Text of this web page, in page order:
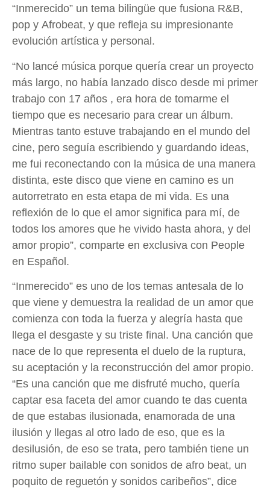
“Inmerecido” un tema bilingüe que fusiona R&B,
pop y Afrobeat, y que refleja su impresionante
evolución artística y personal.
“No lancé música porque quería crear un proyecto
más largo, no había lanzado disco desde mi primer
trabajo con 17 años , era hora de tomarme el
tiempo que es necesario para crear un álbum.
Mientras tanto estuve trabajando en el mundo del
cine, pero seguía escribiendo y guardando ideas,
me fui reconectando con la música de una manera
distinta, este disco que viene en camino es un
autorretrato en esta etapa de mi vida. Es una
reflexión de lo que el amor significa para mí, de
todos los amores que he vivido hasta ahora, y del
amor propio”, comparte en exclusiva con People
en Español.
“Inmerecido” es uno de los temas antesala de lo
que viene y demuestra la realidad de un amor que
comienza con toda la fuerza y alegría hasta que
llega el desgaste y su triste final. Una canción que
nace de lo que representa el duelo de la ruptura,
su aceptación y la reconstrucción del amor propio.
“Es una canción que me disfruté mucho, quería
captar esa faceta del amor cuando te das cuenta
de que estabas ilusionada, enamorada de una
ilusión y llegas al otro lado de eso, que es la
desilusión, de eso se trata, pero también tiene un
ritmo super bailable con sonidos de afro beat, un
poquito de reguetón y sonidos caribeños”, dice